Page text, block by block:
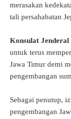
merasakan
tali persahabatan
Konsulat Jenderal
untuk terus
Jawa Timur demi
pengembangan
Sebagai penutup,
pengembangan